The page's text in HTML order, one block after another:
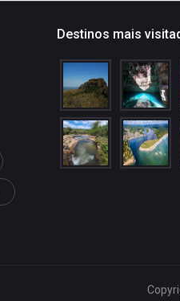
Destinos mais